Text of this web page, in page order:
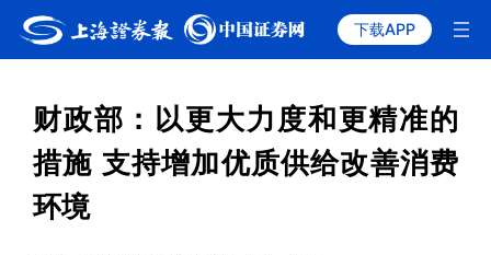
下载APP
财政部：以更大力度和更精准的
措施 支持增加优质供给改善消费
环境